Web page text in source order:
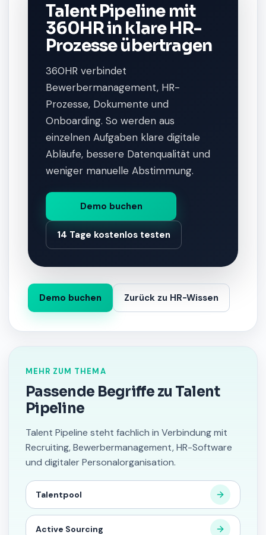
Talent Pipeline mit
360HR in klare HR-
Prozesse übertragen
360HR verbindet
Bewerbermanagement, HR-
Prozesse, Dokumente und
Onboarding. So werden aus
einzelnen Aufgaben klare digitale
Abläufe, bessere Datenqualität und
weniger manuelle Abstimmung.
Demo buchen
14 Tage kostenlos testen
Demo buchen Zurück zu HR-Wissen
MEHR ZUM THEMA
Passende Begriffe zu Talent
Pipeline
Talent Pipeline steht fachlich in Verbindung mit
Recruiting, Bewerbermanagement, HR-Software
und digitaler Personalorganisation.
Talentpool
Active Sourcing